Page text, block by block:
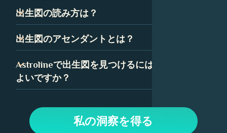
これらの記号の組み合わせは、あなたの性格と人生の道に
ついて多くを語っています。
出生図は、あなたが生まれた正確な時間、日付、場所に基
づいて計算されます。出生図の精度を確保するために、時
出生図の読み方は？
出生図を読むことは最初は気が遠くなるように思えるかも
しれませんが、いくつかの簡単な要素に分解できます。惑
っており、Astrolineでは、各要素の詳細な解釈を見つける
ことができます。
出生図のアセンダントとは？
アセンダント、つまり上昇宮は、あなたが生まれたときに
東の地平線上に昇っていた星座です。あなたの出生図で
は、アセンダントはあなたの人生に対する態度と、あなた
Astrolineで出生図を見つけるにはどうすれば
よいですか？
成します。次に、「出生図」タブに移動して、チャートと
解釈を表示します。上部のオプションを使用して、惑星、
私の洞察を得る